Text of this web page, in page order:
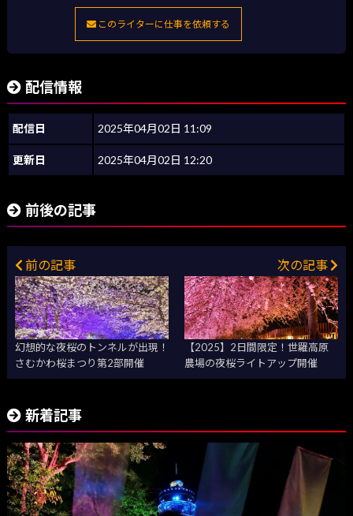
このライターに仕事を依頼する
配信情報
配信日 2025年04月02日 11:09
更新日 2025年04月02日 12:20
前後の記事
前の記事
幻想的な夜桜のトンネルが出現！
さむかわ桜まつり第2部開催
次の記事
【2025】2日間限定！世羅高原
農場の夜桜ライトアップ開催
新着記事